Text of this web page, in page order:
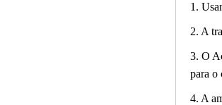
1.
2. A
3. O
para o
4. A